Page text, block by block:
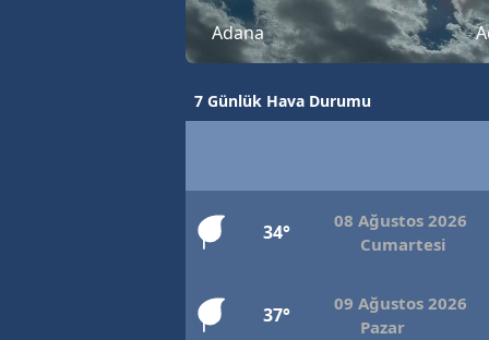
Adana
7 Günlük Hava Durumu
34°
08 Ağustos 2026
Cumartesi
37°
09 Ağustos 2026
Pazar